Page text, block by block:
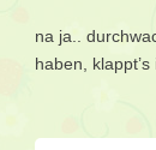
na ja..
haben,